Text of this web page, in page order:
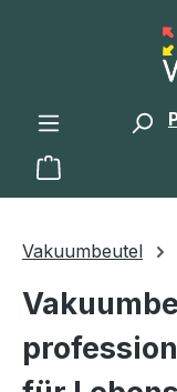
Zum Hauptinhalt
Warenkorb
Vakuumbeutel